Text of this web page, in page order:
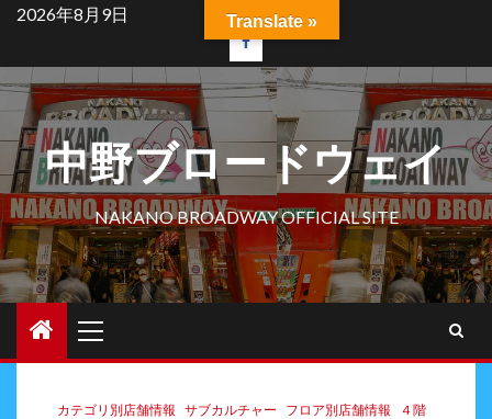
2026年8月9日
中野ブロードウェイ
NAKANO BROADWAY OFFICIAL SITE
カテゴリ別店舗情報 サブカルチャー フロア別店舗情報 ４階
Translate »